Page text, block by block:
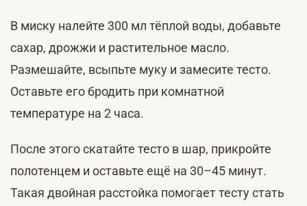
В миску налейте 300 мл тёплой воды, добавьте
сахар, дрожжи и растительное масло.
Размешайте, всыпьте муку и замесите тесто.
Оставьте его бродить при комнатной
температуре на 2 часа.
После этого скатайте тесто в шар, прикройте
полотенцем и оставьте ещё на 30–45 минут.
Такая двойная расстойка помогает тесту стать